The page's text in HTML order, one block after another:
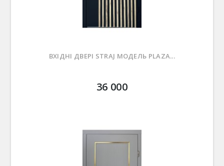
ВХІДНІ ДВЕРІ STRAJ МОДЕЛЬ PLAZA...
36 000